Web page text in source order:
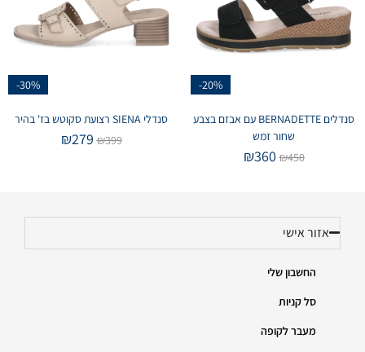
-20%
סנדלים BERNADETTE עם אבזם בצבע
שחור זמש
₪450
₪360
-30%
סנדלי SIENA רצועת סקוטש בז' בהיר
₪399
₪279
אזור אישי
החשבון שלי
סל קניות
מעבר לקופה